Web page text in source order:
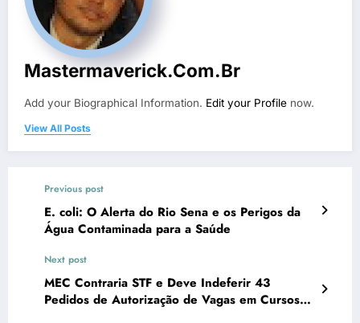
Mastermaverick.com.br
Add your Biographical Information. Edit your Profile now.
View All Posts
Previous post
E. coli: O Alerta do Rio Sena e os Perigos da
Água Contaminada para a Saúde
Next post
MEC Contraria STF e Deve Indeferir 43
Pedidos de Autorização de Vagas em Cursos